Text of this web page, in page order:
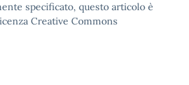
specificato, questo articolo è
Creative Commons